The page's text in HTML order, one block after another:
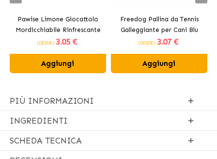
Pawise Limone Giocattolo
Mordicchiabile Rinfrescante
per Cani 12 cm
(DESDE) 3.05 €
Aggiungi
Freedog Pallina da Tennis
Galleggiante per Cani Blu
(DESDE) 3.07 €
Aggiungi
PIÙ INFORMAZIONI
INGREDIENTI
SCHEDA TECNICA